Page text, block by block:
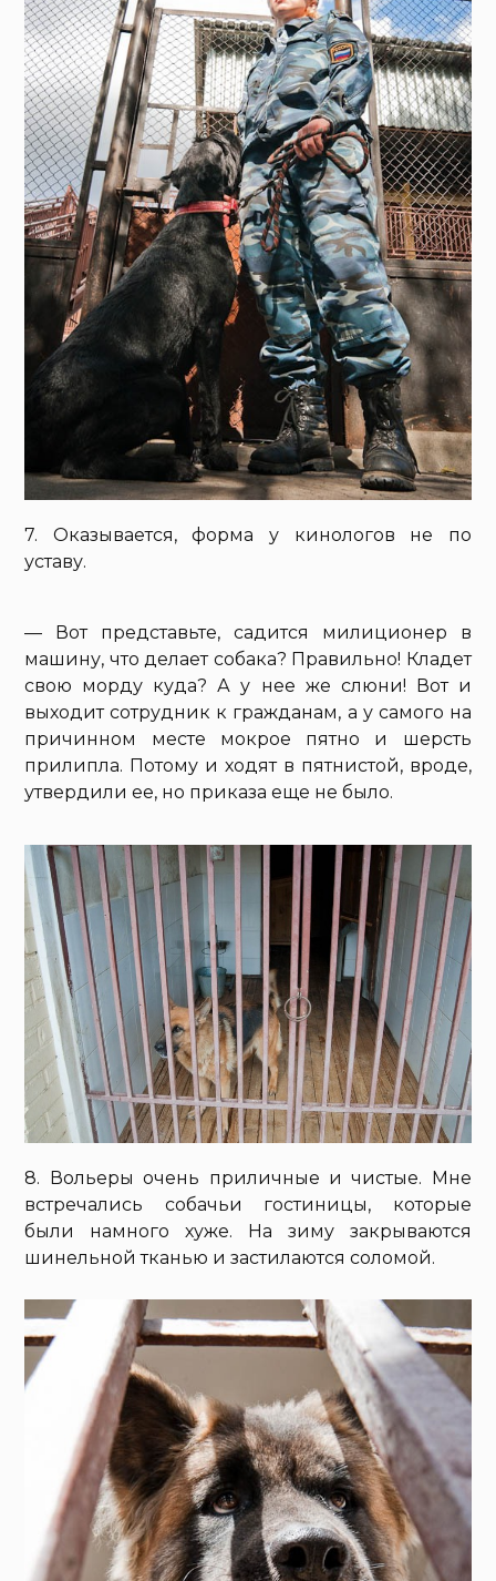
7. Оказывается, форма у кинологов не по
уставу.
— Вот представьте, садится милиционер в
машину, что делает собака? Правильно! Кладет
свою морду куда? А у нее же слюни! Вот и
выходит сотрудник к гражданам, а у самого на
причинном месте мокрое пятно и шерсть
прилипла. Потому и ходят в пятнистой, вроде,
утвердили ее, но приказа еще не было.
8. Вольеры очень приличные и чистые. Мне
встречались собачьи гостиницы, которые
были намного хуже. На зиму закрываются
шинельной тканью и застилаются соломой.